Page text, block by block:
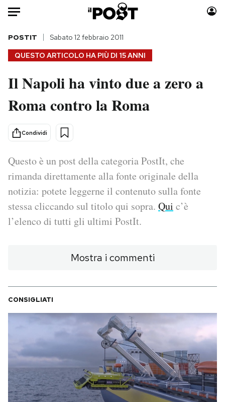
Auto
HOME
Italia
Politica
Tecnologia
Internet
Scienza
Cultura
Moda
Consumismi
Media
Europa
I MIEI PREFERITI
SHOP
CALENDARIO
QUESTO ARTICOLO HA PIÙ DI 15 ANNI
POSTIT Sabato 12 febbraio 2011
Il Napoli ha vinto due a zero a
Roma contro la Roma
Condividi
Questo è un post della categoria PostIt, che
rimanda direttamente alla fonte originale della
notizia: potete leggerne il contenuto sulla fonte
stessa cliccando sul titolo qui sopra. Qui c’è
l’elenco di tutti gli ultimi PostIt.
Mostra i commenti
CONSIGLIATI